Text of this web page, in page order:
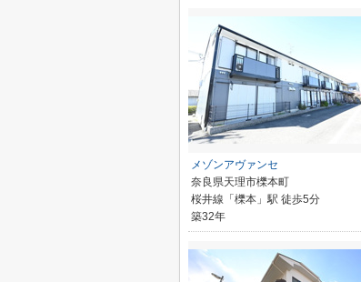
メゾンアヴァンセ
奈良県天理市櫟本町
桜井線「櫟本」駅 徒歩5分
築32年